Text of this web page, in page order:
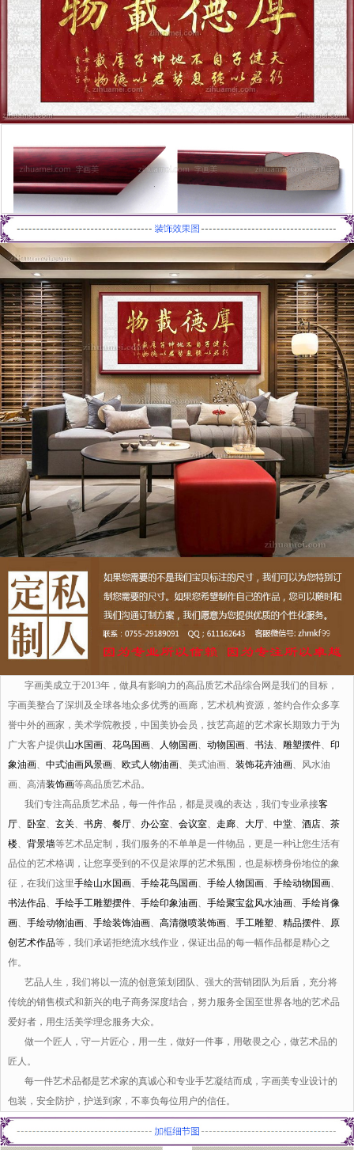
字画美成立于2013年，做具有影响力的高品质艺术品综合网是我们的目标，
字画美整合了深圳及全球各地众多优秀的画廊，艺术机构资源，签约合作众多享
誉中外的画家，美术学院教授，中国美协会员，技艺高超的艺术家长期致力于为
广大客户提供山水国画、 花鸟国画、 人物国画、 动物国画、 书法、 雕塑摆件、 印
象油画、 中式油画风景画、 欧式人物油画、美式油画、 装饰花卉油画、风水油
画、高清装饰画等高品质艺术品。
我们专注高品质艺术品，每一件作品，都是灵魂的表达，我们专业承接客
厅、 卧室、 玄关、 书房、 餐厅、 办公室、 会议室、 走廊、 大厅、 中堂、 酒店、 茶
楼、 背景墙等艺术品定制，我们服务的不单单是一件物品，更是一种让您生活有
品位的艺术格调，让您享受到的不仅是浓厚的艺术氛围，也是标榜身份地位的象
征，在我们这里手绘山水国画、 手绘花鸟国画、 手绘人物国画、 手绘动物国画、
书法作品、 手绘手工雕塑摆件、 手绘印象油画、 手绘聚宝盆风水油画、 手绘肖像
画、 手绘动物油画、 手绘装饰油画、 高清微喷装饰画、 手工雕塑、 精品摆件、 原
创艺术作品等，我们承诺拒绝流水线作业，保证出品的每一幅作品都是精心之
作。
艺品人生，我们将以一流的创意策划团队、强大的营销团队为后盾，充分将
传统的销售模式和新兴的电子商务深度结合，努力服务全国至世界各地的艺术品
爱好者，用生活美学理念服务大众。
做一个匠人，守一片匠心，用一生，做好一件事，用敬畏之心，做艺术品的
匠人。
每一件艺术品都是艺术家的真诚心和专业手艺凝结而成，字画美专业设计的
包装，安全防护，护送到家，不辜负每位用户的信任。